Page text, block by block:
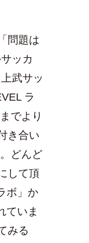
問題は
ッカ
武サッ
ラ
でより
き合い
どんど
して頂
ボ」か
ていま
みる